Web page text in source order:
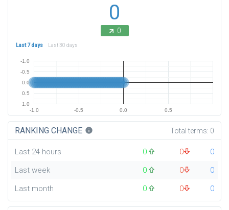
0
0
Last 7 days Last 30 days
-1.0 -0.5 0.0 0.5
-1.0
-0.5
0.0
0.5
1.0
RANKING CHANGE info Total terms: 0
Last 24 hours 0 0
0
Last week
0 0
0
Last month
0 0 0